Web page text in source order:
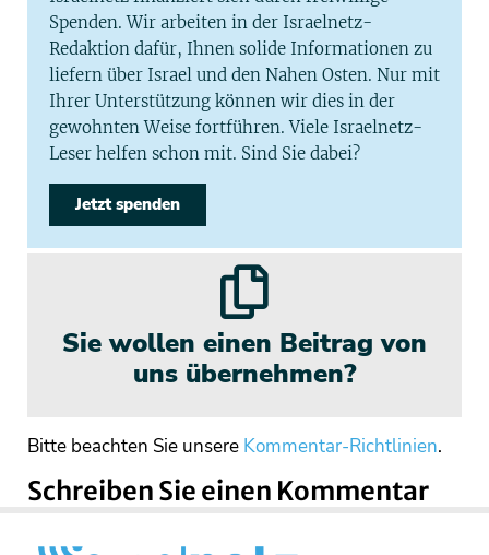
Spenden. Wir arbeiten in der Israelnetz-
Redaktion dafür, Ihnen solide Informationen zu
liefern über Israel und den Nahen Osten. Nur mit
Ihrer Unterstützung können wir dies in der
gewohnten Weise fortführen. Viele Israelnetz-
Leser helfen schon mit. Sind Sie dabei?
Jetzt spenden
Sie wollen einen Beitrag von
uns übernehmen?
Bitte beachten Sie unsere Kommentar-Richtlinien.
Schreiben Sie einen Kommentar